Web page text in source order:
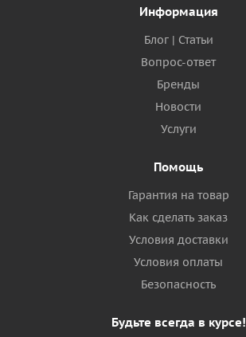
Информация
Блог | Статьи
Вопрос-ответ
Бренды
Новости
Услуги
Помощь
Гарантия на товар
Как сделать заказ
Условия доставки
Условия оплаты
Безопасность
Будьте всегда в курсе!